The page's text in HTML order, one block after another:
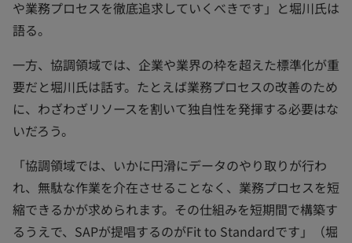
や業務プロセスを徹底追求していくべきです」と堀川氏は
語る。
一方、協調領域では、企業や業界の枠を超えた標準化が重
要だと堀川氏は話す。たとえば業務プロセスの改善のため
に、わざわざリソースを割いて独自性を発揮する必要はな
いだろう。
「協調領域では、いかに円滑にデータのやり取りが行わ
れ、無駄な作業を介在させることなく、業務プロセスを短
縮できるかが求められます。その仕組みを短期間で構築す
るうえで、SAPが提唱するのがFit to Standardです」（堀